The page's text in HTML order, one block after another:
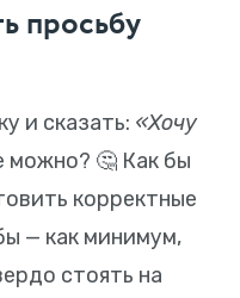
просьбу
и сказать: «Хочу
можно? 🤔 Как бы
корректные
— как минимум,
стоять на